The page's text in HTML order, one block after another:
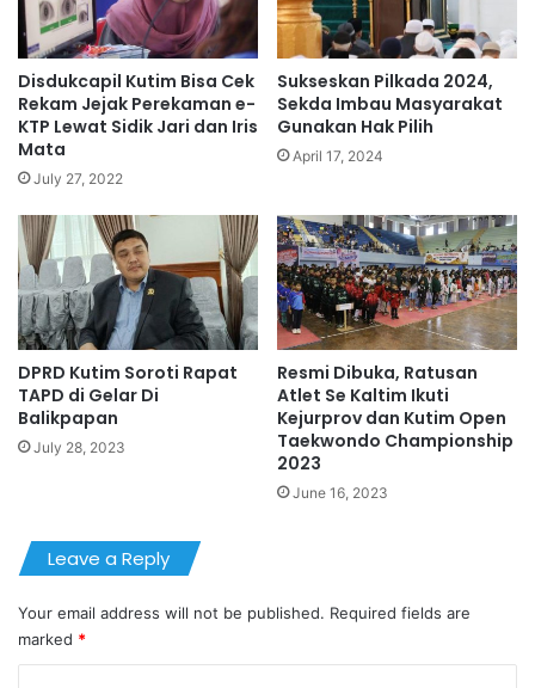
Disdukcapil Kutim Bisa Cek
Rekam Jejak Perekaman e-
KTP Lewat Sidik Jari dan Iris
Mata
July 27, 2022
Sukseskan Pilkada 2024,
Sekda Imbau Masyarakat
Gunakan Hak Pilih
April 17, 2024
DPRD Kutim Soroti Rapat
TAPD di Gelar Di
Balikpapan
July 28, 2023
Resmi Dibuka, Ratusan
Atlet Se Kaltim Ikuti
Kejurprov dan Kutim Open
Taekwondo Championship
2023
June 16, 2023
Leave a Reply
Your email address will not be published. Required fields are
marked *